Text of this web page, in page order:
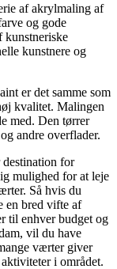
af akrylmaling af
og gode
kunstneriske
kunstnere og
er det samme som
kvalitet. Malingen
med. Den tørrer
andre overflader.
for
mulighed for at leje
Så hvis du
en bred vifte af
til enhver budget og
vil du have
værter giver
i området.